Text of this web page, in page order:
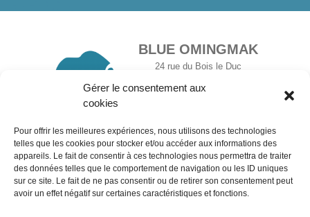
Gérer le consentement aux
cookies
Pour offrir les meilleures expériences, nous utilisons des technologies
telles que les cookies pour stocker et/ou accéder aux informations des
appareils. Le fait de consentir à ces technologies nous permettra de traiter
des données telles que le comportement de navigation ou les ID uniques
sur ce site. Le fait de ne pas consentir ou de retirer son consentement peut
avoir un effet négatif sur certaines caractéristiques et fonctions.
BLUE OMINGMAK
24 rue du Bois le Duc
+33 6 27 59 23 71
Lexique FAQ
Déontologie Contact